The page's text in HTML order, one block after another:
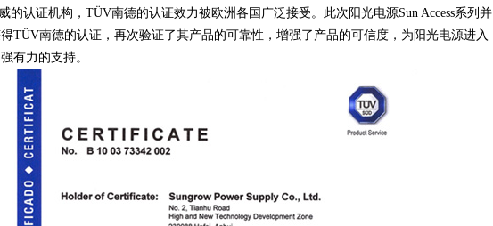
的认证机构，TÜV南德的认证效力被欧洲各国广泛接受。此次阳光电源Sun Access系列并
TÜV南德的认证，再次验证了其产品的可靠性，增强了产品的可信度，为阳光电源进入
有力的支持。